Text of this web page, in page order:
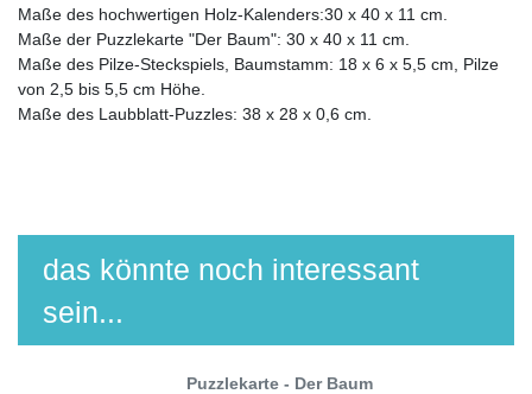
Maße des hochwertigen Holz-Kalenders:30 x 40 x 11 cm.
Maße der Puzzlekarte "Der Baum": 30 x 40 x 11 cm.
Maße des Pilze-Steckspiels, Baumstamm: 18 x 6 x 5,5 cm, Pilze
von 2,5 bis 5,5 cm Höhe.
Maße des Laubblatt-Puzzles: 38 x 28 x 0,6 cm.
das könnte noch interessant
sein...
Puzzlekarte - Der Baum